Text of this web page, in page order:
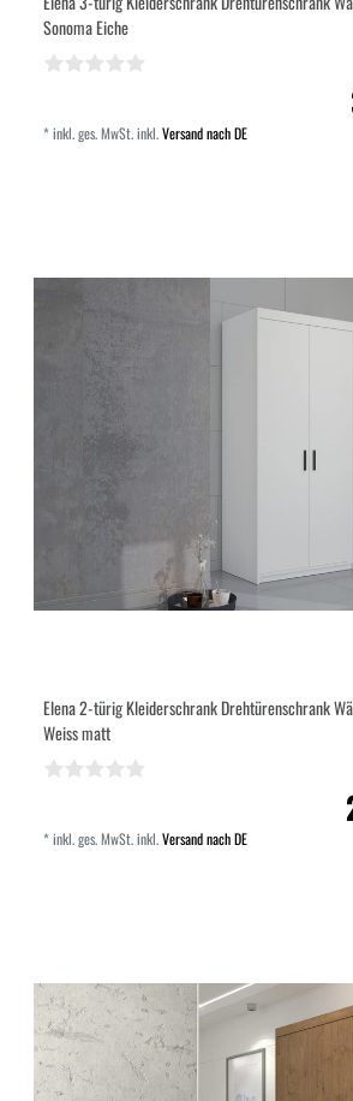
Sonoma Eiche
*inkl. ges. MwSt.inkl.Versand nach DE
Elena 2-türig Kleiderschrank Drehtürenschrank
Weiss matt
*inkl. ges. MwSt.inkl.Versand nach DE